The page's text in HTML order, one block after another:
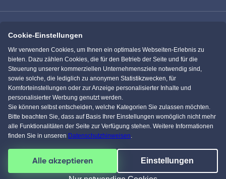
Immowelt.de Bauen.de
Massivhaus.de Bungalow.de
Einfamilienhaus.de
© 1996-2026 pw-Internet Solutions GmbH
4,5 von über61595Kunden
Facebook
Pinterest
Instagram
YouTube
Cookie-Einstellungen
Wir verwenden Cookies, um Ihnen ein optimales Webseiten-Erlebnis zu
bieten. Dazu zählen Cookies, die für den Betrieb der Seite und für die
Steuerung unserer kommerziellen Unternehmensziele notwendig sind,
sowie solche, die lediglich zu anonymen Statistikzwecken, für
Komforteinstellungen oder zur Anzeige personalisierter Inhalte und
personalisierter Werbung genutzt werden.
Sie können selbst entscheiden, welche Kategorien Sie zulassen möchten.
Bitte beachten Sie, dass auf Basis Ihrer Einstellungen womöglich nicht mehr
alle Funktionalitäten der Seite zur Verfügung stehen. Weitere Informationen
finden Sie in unseren Datenschutzhinweisen.
Alle akzeptieren Einstellungen